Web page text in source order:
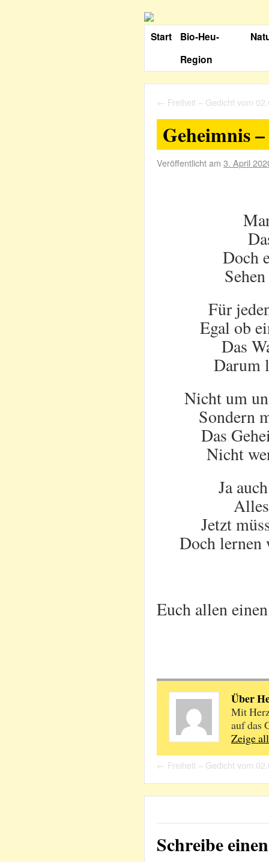
Start
Bio-Heu-
Region
← Freiheit – Gedicht vom
Geheimnis
Veröffentlicht am 3. April
Doch
Für
Egal ob
Das
Darum
Nicht um
Sondern
Das
Nicht
Ja
Jetzt
Doch lernen
Euch allen
Über
Mit
auf das
Zeige
← Freiheit – Gedicht vom
Schreibe